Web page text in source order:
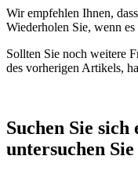
Wir empfehlen Ihnen,
Wiederholen Sie, wenn es
Sollten Sie noch weitere
des vorherigen Artikels,
Suchen Sie
untersuchen Sie